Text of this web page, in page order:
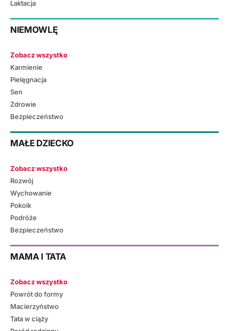
Laktacja
NIEMOWLĘ
Zobacz wszystko
Karmienie
Pielęgnacja
Sen
Zdrowie
Bezpieczeństwo
MAŁE DZIECKO
Zobacz wszystko
Rozwój
Wychowanie
Pokoik
Podróże
Bezpieczeństwo
MAMA I TATA
Zobacz wszystko
Powrót do formy
Macierzyństwo
Tata w ciąży